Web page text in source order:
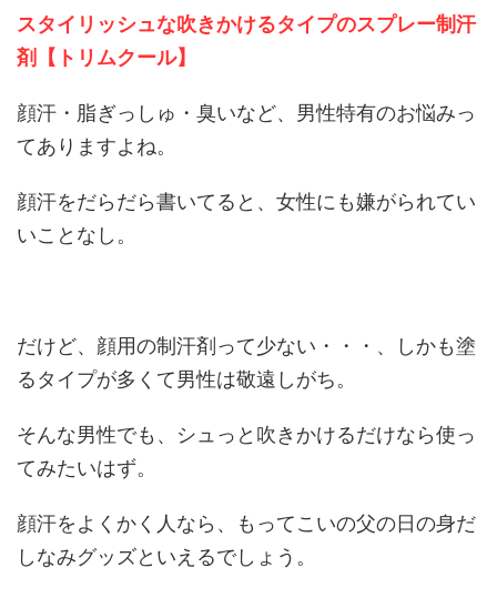
スタイリッシュな吹きかけるタイプのスプレー制汗
剤【トリムクール】
顔汗・脂ぎっしゅ・臭いなど、男性特有のお悩みっ
てありますよね。
顔汗をだらだら書いてると、女性にも嫌がられてい
いことなし。
だけど、顔用の制汗剤って少ない・・・、しかも塗
るタイプが多くて男性は敬遠しがち。
そんな男性でも、シュっと吹きかけるだけなら使っ
てみたいはず。
顔汗をよくかく人なら、もってこいの父の日の身だ
しなみグッズといえるでしょう。